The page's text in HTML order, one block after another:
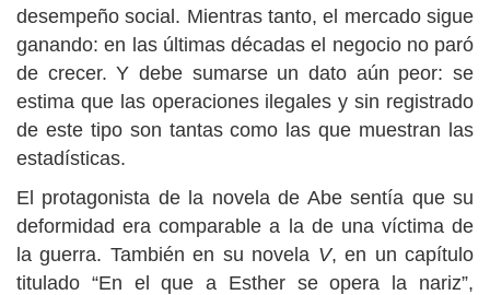
desempeño social. Mientras tanto, el mercado sigue
ganando: en las últimas décadas el negocio no paró
de crecer. Y debe sumarse un dato aún peor: se
estima que las operaciones ilegales y sin registrado
de este tipo son tantas como las que muestran las
estadísticas.
El protagonista de la novela de Abe sentía que su
deformidad era comparable a la de una víctima de
la guerra. También en su novela V, en un capítulo
titulado “En el que a Esther se opera la nariz”,